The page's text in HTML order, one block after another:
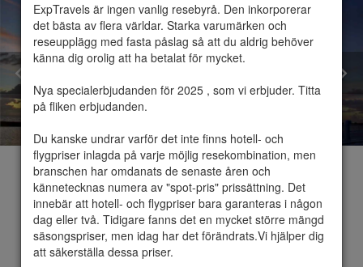
ExpTravels är ingen vanlig resebyrå. Den inkorporerar
det bästa av flera världar. Starka varumärken och
reseupplägg med fasta påslag så att du aldrig behöver
känna dig orolig att ha betalat för mycket.
Nya specialerbjudanden för 2025 , som vi erbjuder. Titta
på fliken erbjudanden.
Du kanske undrar varför det inte finns hotell- och
flygpriser inlagda på varje möjlig resekombination, men
branschen har omdanats de senaste åren och
kännetecknas numera av "spot-pris" prissättning. Det
innebär att hotell- och flygpriser bara garanteras i någon
dag eller två. Tidigare fanns det en mycket större mängd
säsongspriser, men idag har det förändrats.Vi hjälper dig
att säkerställa dessa priser.
Addu Atoll